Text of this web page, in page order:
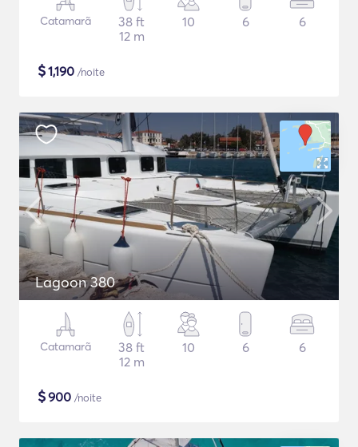
Catamarã
38 ft
12 m
10 6 6
$1,190 /noite
Lagoon 380
Catamarã
38 ft
12 m
10 6 6
$900 /noite